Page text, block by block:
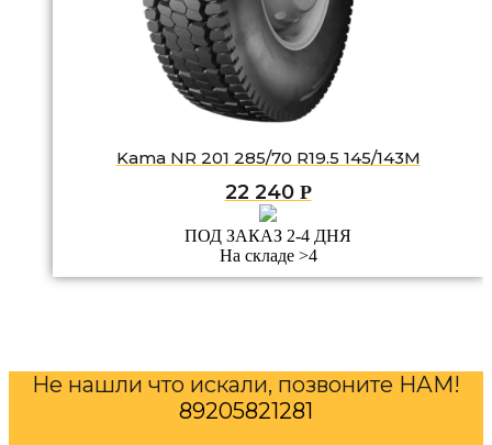
Kama NR 201 285/70 R19.5 145/143M
22 240 Р
ПОД ЗАКАЗ 2-4 ДНЯ
На складе >4
Не нашли что искали, позвоните НАМ!
89205821281